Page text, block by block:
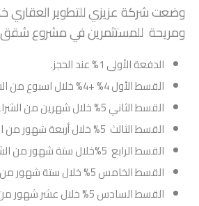
وضعت شركة عزيزي للتطوير
ومريحة للمستثمرين في مشروع شقق
الدفعة الأولى 1% عند الحجز.
القسط الأول 4% +4% خلال اسبوع من الشراء.
القسط الثاني 5% خلال شهرين من الشراء.
القسط الثالث 5% خلال أربعة شهور من الشراء.
القسط الرابع 5%خلال ستة شهور من الشراء.
القسط الخامس 5% خلال ستة شهور من الشراء.
القسط السادس 5% خلال عشر شهور من الشراء.